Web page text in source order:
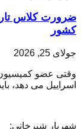
ضرورت کلاس
کشور
جولای 25, 2026
وقتی عضو
اسراییل می دهد،
شهریار شیرخانی: